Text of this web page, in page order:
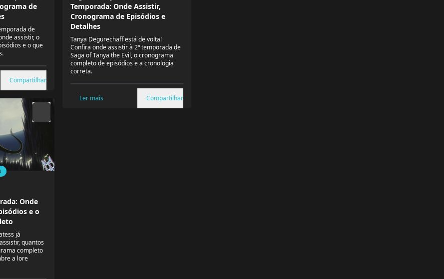
de
de
assistir, o
e o que
Compartilhar
Onde
e o
já
quantos
completo
a lore
Temporada: Onde Assistir,
Cronograma de Episódios e
Detalhes
Tanya Degurechaff está de volta!
Confira onde assistir à 2ª temporada de
Saga of Tanya the Evil, o cronograma
completo de episódios e a cronologia
correta.
Ler mais Compartilhar